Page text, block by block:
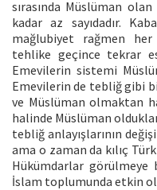
sırasında Müslüman olan
kadar az sayıdadır.
mağlubiyet rağmen
tehlike geçince tekrar
Emevilerin sistemi
Emevilerin de tebliğ gibi
ve Müslüman olmaktan
halinde Müslüman
tebliğ anlayışlarının
ama o zaman da kılıç
Hükümdarlar görülmeye
İslam toplumunda etkin